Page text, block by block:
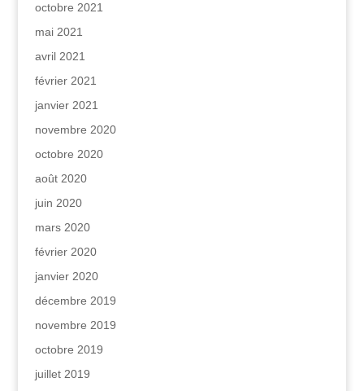
octobre 2021
mai 2021
avril 2021
février 2021
janvier 2021
novembre 2020
octobre 2020
août 2020
juin 2020
mars 2020
février 2020
janvier 2020
décembre 2019
novembre 2019
octobre 2019
juillet 2019